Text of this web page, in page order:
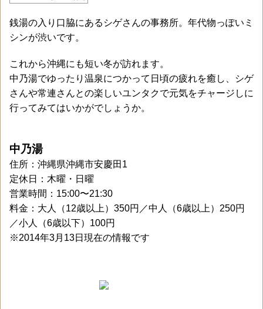
銭湯の入り口脇にあるシゲさんの事務所。年代物っぽいミ
シンが渋いです。
これから沖縄にも短い冬が訪れます。
中乃湯でゆったり温泉につかって日頃の疲れを癒し、シゲ
さんや常連さんとの楽しいユンタクで元気をチャージしに
行ってみてはいかがでしょうか。
中乃湯
住所：沖縄県沖縄市安慶田1
定休日：木曜・日曜
営業時間：15:00〜21:30
料金：大人（12歳以上）350円／中人（6歳以上）250円
／小人（6歳以下）100円
※2014年3月13日現在の情報です